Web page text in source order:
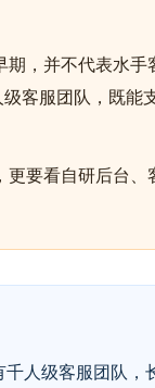
，并不代表水
客服团队，既能
要看自研后台
人级客服团队，